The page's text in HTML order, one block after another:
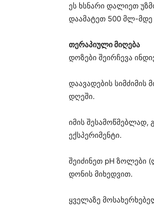
ეს ხსნარი დალიეთ
დაამატეთ 500 მლ-
თერაპიული მიღება
დოზები შეირჩევა
დაავადების
დღეში.
იმის
ექსპერიმენტი.
შეიძინეთ pH ზოლები
დონის მიხედვით.
ყველაზე